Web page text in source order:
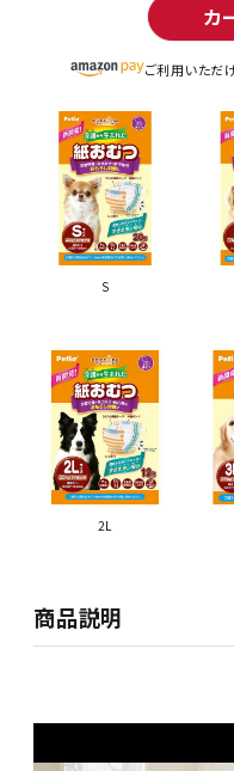
カ
ご利用いただ
S
2L
商品説明